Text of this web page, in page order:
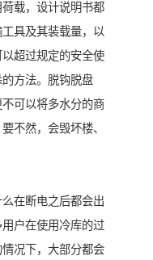
载，设计说明书都
具及其装载量，以
超过规定的安全使
方法。脱钩脱盘
可以将多水分的商
不然，会毁坏楼、
在断电之后都会出
户在使用冷库的过
况下，大部分都会